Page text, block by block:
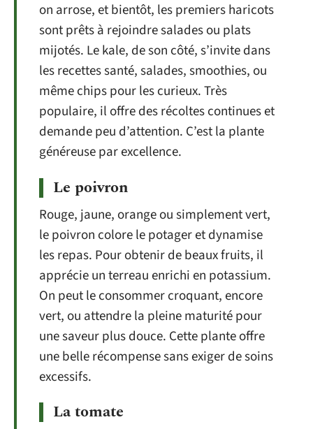
on arrose, et bientôt, les premiers haricots
sont prêts à rejoindre salades ou plats
mijotés. Le kale, de son côté, s’invite dans
les recettes santé, salades, smoothies, ou
même chips pour les curieux. Très
populaire, il offre des récoltes continues et
demande peu d’attention. C’est la plante
généreuse par excellence.
Le poivron
Rouge, jaune, orange ou simplement vert,
le poivron colore le potager et dynamise
les repas. Pour obtenir de beaux fruits, il
apprécie un terreau enrichi en potassium.
On peut le consommer croquant, encore
vert, ou attendre la pleine maturité pour
une saveur plus douce. Cette plante offre
une belle récompense sans exiger de soins
excessifs.
La tomate